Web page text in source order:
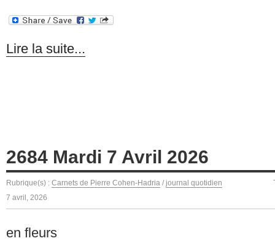
Lire la suite...
2684 Mardi 7 Avril 2026
Rubrique(s) : Carnets de Pierre Cohen-Hadria / journal quotidien
7 avril, 2026
en fleurs